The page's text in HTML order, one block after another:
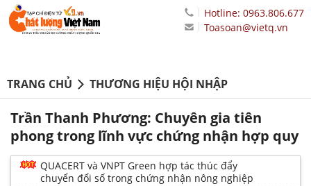
Hotline: 0963.806.677
Toasoan@vietq.vn
TRANG CHỦ THƯƠNG HIỆU HỘI NHẬP
Trần Thanh Phương: Chuyên gia tiên
phong trong lĩnh vực chứng nhận hợp quy
QUACERT và VNPT Green hợp tác thúc đẩy
chuyển đổi số trong chứng nhận nông nghiệp